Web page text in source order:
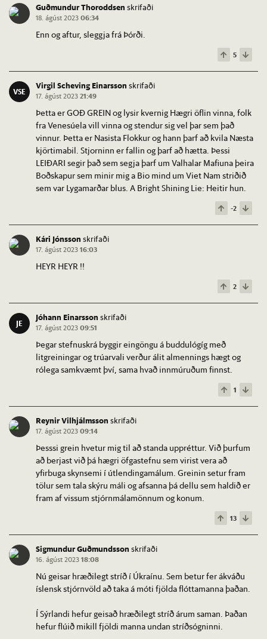
Guðmundur Thoroddsen skrifaði
18. ágúst 202306:34
Enn og aftur, sleggja frá Þórði.
5
VSE
Virgil Scheving Einarsson skrifaði
17. ágúst 202321:49
Þetta er GOÐ GREIN og lysir kvernig Hægri öflin vinna, folk
fra Venesúela vill vinna og stendur sig vel þar sem það
vinnur. Þetta er Nasista Flokkur og hann þarf að kvila Næsta
kjörtimabil. Stjorninn er fallin og þarf að hætta. Þessi
LEIÐARI segir það sem segja þarf um Valhalar Mafiuna þeira
Boðskapur sem minir mig a Bio mind um Viet Nam striðið
sem var Lygamarðar blus. A Bright Shining Lie: Heitir hun.
-2
Kári Jónsson skrifaði
17. ágúst 202316:03
HEYR HEYR !!
2
JE
Jóhann Einarsson skrifaði
17. ágúst 202309:51
Þegar stefnuskrá byggir eingöngu á buddulógíg með
litgreiningar og trúarvali verður álit almennings hægt og
rólega samkvæmt því, sama hvað innmúruðum finnst.
1
Reynir Vilhjálmsson skrifaði
17. ágúst 202309:14
Þesssi grein hvetur mig til að standa uppréttur. Við þurfum
að berjast við þá hægri öfgastefnu sem virist vera að
yfirbuga skynsemi í útlendingamálum. Greinin setur fram
tölur sem tala skýru máli og afsanna þá dellu sem haldið er
fram af vissum stjórnmálamönnum og konum.
13
Sigmundur Guðmundsson skrifaði
16. ágúst 202318:08
Nú geisar hræðilegt stríð í Úkraínu. Sem betur fer ákváðu
íslensk stjórnvöld að taka á móti fjölda flóttamanna þaðan.
Í Sýrlandi hefur geisað hræðilegt stríð árum saman. Þaðan
hefur flúið mikill fjöldi manna undan stríðsógninni.